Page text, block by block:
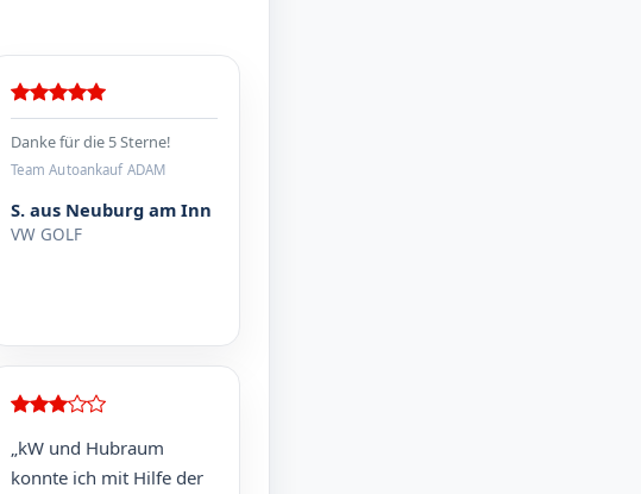
Danke für die 5 Sterne!
Team Autoankauf ADAM
S. aus Neuburg am Inn
VW GOLF
„kW und Hubraum
konnte ich mit Hilfe der